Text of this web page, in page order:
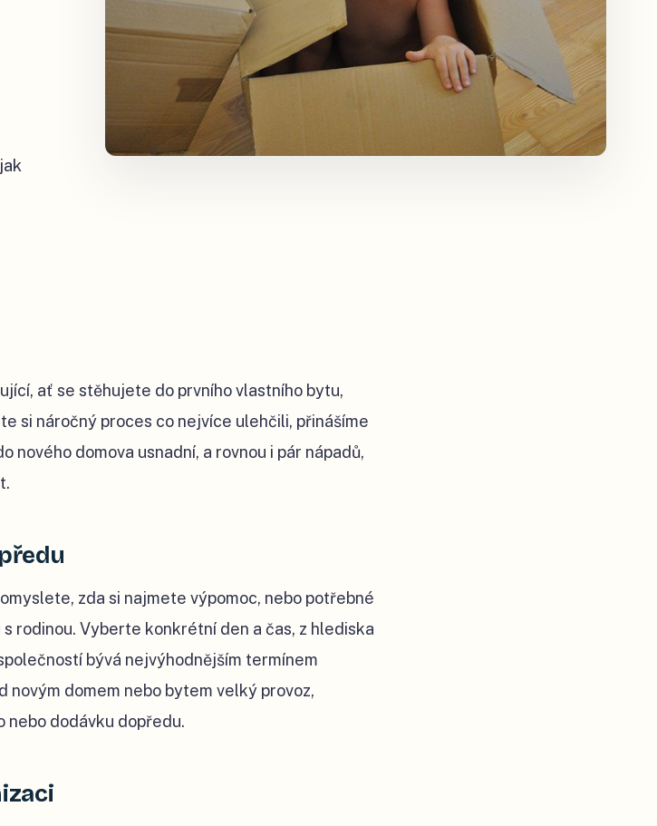
ať se stěhujete do prvního vlastního bytu,
si náročný proces co nejvíce ulehčili, přinášíme
nového domova usnadní, a rovnou i pár nápadů,
zda si najmete výpomoc, nebo potřebné
rodinou. Vyberte konkrétní den a čas, z hlediska
bývá nejvýhodnějším termínem
novým domem nebo bytem velký provoz,
nebo dodávku dopředu.